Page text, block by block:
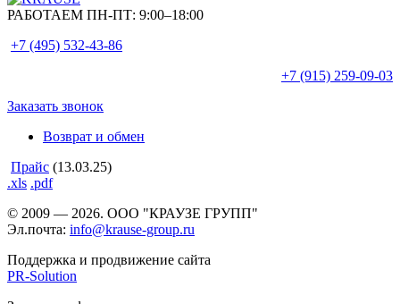
РАБОТАЕМ ПН-ПТ: 9:00–18:00
+7 (495) 532-43-86
+7 (915) 259-09-03
Заказать звонок
Возврат и обмен
Прайс (13.03.25)
.xls .pdf
© 2009 — 2026. ООО "КРАУЗЕ ГРУПП"
Эл.почта: info@krause-group.ru
Поддержка и продвижение сайта
PR-Solution